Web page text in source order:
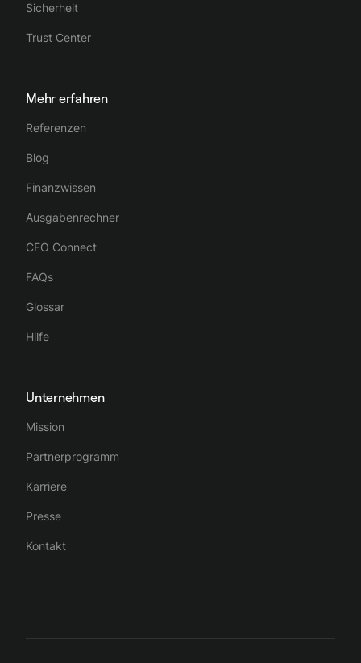
Sicherheit
Trust Center
Mehr erfahren
Referenzen
Blog
Finanzwissen
Ausgabenrechner
CFO Connect
FAQs
Glossar
Hilfe
Unternehmen
Mission
Partnerprogramm
Karriere
Presse
Kontakt